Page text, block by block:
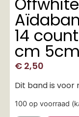
14
cm
€ 2,50
Dit band is voor
100 op voorraad